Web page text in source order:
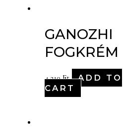
GANOZHI
FOGKRÉM
4,210Ft
ADD TO
CART